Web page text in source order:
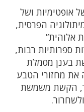
אופטימיות ושל
הפרסית,
אלוהית”
ספרותיות רבות,
בענן מסמלת
את מחזורי הטבע
הקשת משמשת